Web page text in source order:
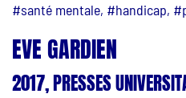
#santé mentale, #handicap,
EVE GARDIEN
2017, PRESSES